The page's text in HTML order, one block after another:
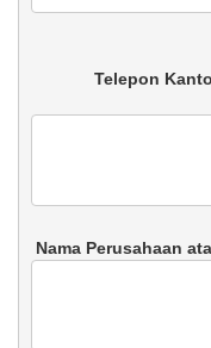
Telepon